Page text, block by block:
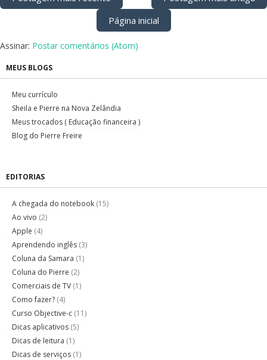
Página inicial
Assinar: Postar comentários (Atom)
MEUS BLOGS
Meu currículo
Sheila e Pierre na Nova Zelândia
Meus trocados ( Educação financeira )
Blog do Pierre Freire
EDITORIAS
A chegada do notebook (15)
Ao vivo (2)
Apple (4)
Aprendendo inglês (3)
Coluna da Samara (1)
Coluna do Pierre (2)
Comerciais de TV (1)
Como fazer? (4)
Curso Objective-c (11)
Dicas aplicativos (5)
Dicas de leitura (1)
Dicas de serviços (1)